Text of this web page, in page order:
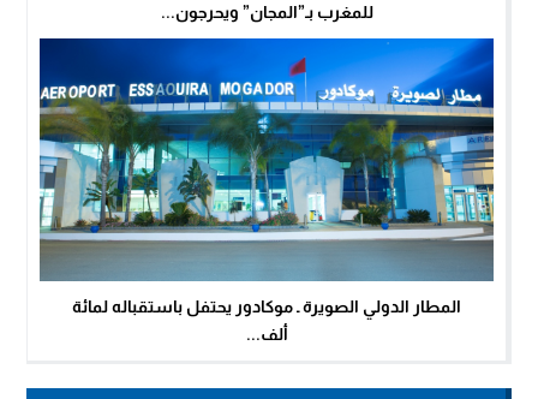
للمغرب بـ”المجان” ويحرجون...
المطار الدولي الصويرة ـ موكادور يحتفل باستقباله لمائة
ألف...